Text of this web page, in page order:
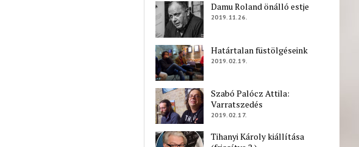
Damu Roland önálló estje
2019.11.26.
Határtalan füstölgéseink
2019.02.19.
Szabó Palócz Attila:
Varratszedés
2019.02.17.
Tihanyi Károly kiállítása